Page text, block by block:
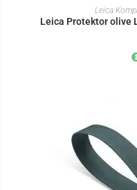
IN
Leica
Leica Protektor olive
€